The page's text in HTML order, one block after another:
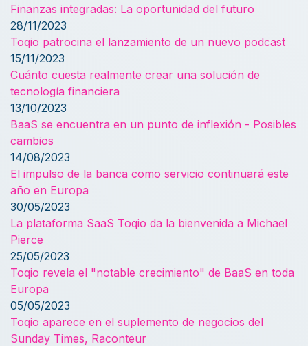
Finanzas integradas: La oportunidad del futuro
28/11/2023
Toqio patrocina el lanzamiento de un nuevo podcast
15/11/2023
Cuánto cuesta realmente crear una solución de
tecnología financiera
13/10/2023
BaaS se encuentra en un punto de inflexión - Posibles
cambios
14/08/2023
El impulso de la banca como servicio continuará este
año en Europa
30/05/2023
La plataforma SaaS Toqio da la bienvenida a Michael
Pierce
25/05/2023
Toqio revela el "notable crecimiento" de BaaS en toda
Europa
05/05/2023
Toqio aparece en el suplemento de negocios del
Sunday Times, Raconteur